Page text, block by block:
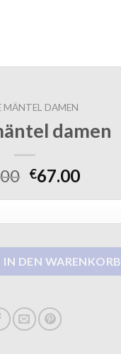
MÄNTEL DAMEN
damen
€67.00
IN DEN WARENKORB